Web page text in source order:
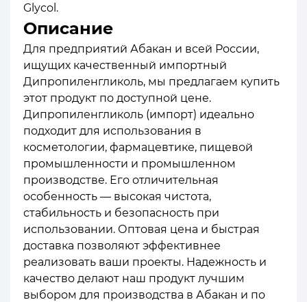
Glycol.
Описание
Для предприятий Абакан и всей России,
ищущих качественный импортный
Дипропиленгликоль, мы предлагаем купить
этот продукт по доступной цене.
Дипропиленгликоль (импорт) идеально
подходит для использования в
косметологии, фармацевтике, пищевой
промышленности и промышленном
производстве. Его отличительная
особенность — высокая чистота,
стабильность и безопасность при
использовании. Оптовая цена и быстрая
доставка позволяют эффективнее
реализовать ваши проекты. Надежность и
качество делают наш продукт лучшим
выбором для производства в Абакан и по